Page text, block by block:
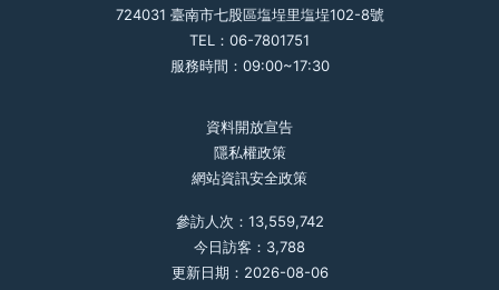
724031 臺南市七股區塩埕里塩埕102-8號
TEL：06-7801751
服務時間：09:00~17:30
資料開放宣告
隱私權政策
網站資訊安全政策
參訪人次：13,559,742
今日訪客：3,788
更新日期：2026-08-06